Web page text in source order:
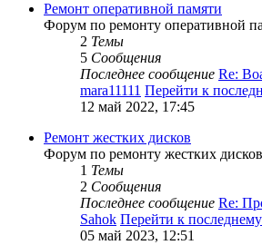
Ремонт оперативной памяти
Форум по ремонту оперативной
2 Темы
5 Сообщения
Последнее сообщение Re:
mara11111 Перейти к
12 май 2022, 17:45
Ремонт жестких дисков
Форум по ремонту жестких дисков
1 Темы
2 Сообщения
Последнее сообщение Re:
Sahok Перейти к
05 май 2023, 12:51